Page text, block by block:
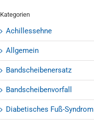
Kategorien
Achillessehne
Allgemein
Bandscheibenersatz
Bandscheibenvorfall
Diabetisches Fuß-Syndrom